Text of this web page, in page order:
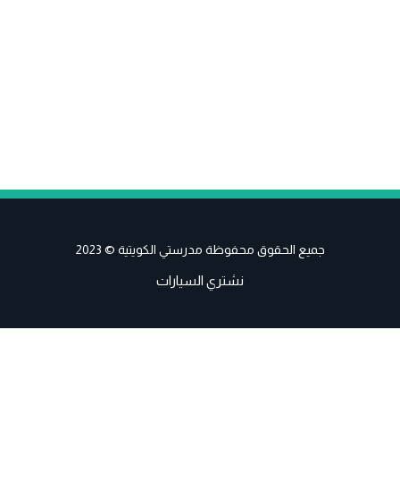
جميع الحقوق محفوظة مدرستي الكويتية © 2023
نشتري السيارات